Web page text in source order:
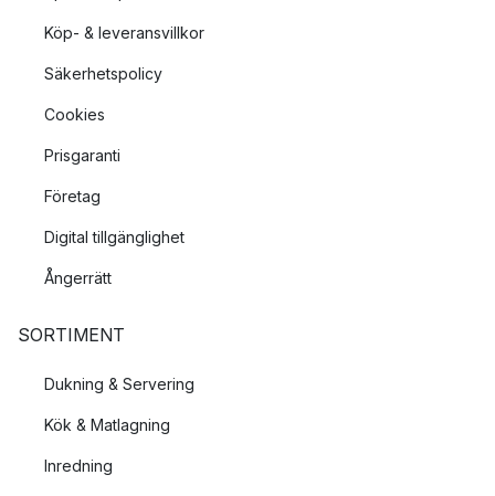
Köp- & leveransvillkor
Säkerhetspolicy
Cookies
Prisgaranti
Företag
Digital tillgänglighet
Ångerrätt
SORTIMENT
Dukning & Servering
Kök & Matlagning
Inredning